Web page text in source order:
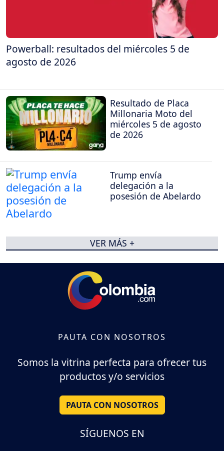
Powerball: resultados del miércoles 5 de
agosto de 2026
Resultado de Placa
Millonaria Moto del
miércoles 5 de agosto
de 2026
Trump envía
delegación a la
posesión de Abelardo
VER MÁS +
PAUTA CON NOSOTROS
Somos la vitrina perfecta para ofrecer tus
productos y/o servicios
PAUTA CON NOSOTROS
SÍGUENOS EN